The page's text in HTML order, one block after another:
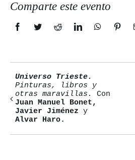
Comparte este evento
FacebookTwitterRedditLinkedInWhatsApp
Navegación
del
Evento
Universo Trieste.
Pinturas, libros y
otras maravillas.
Con
Juan Manuel Bonet,
Javier Jiménez y
Alvar Haro.